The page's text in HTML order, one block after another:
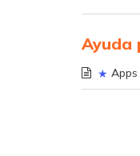
Ayuda
Apps